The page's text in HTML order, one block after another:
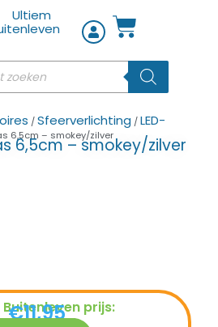
/Sfeerverlichting /LED-
6,5cm – smokey/zilver
6,5cm – smokey/zilver
prijs:
€11,95